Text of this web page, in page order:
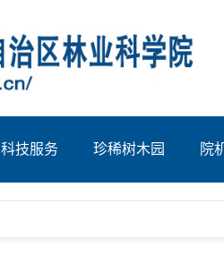
科技服务 珍稀树木园 院